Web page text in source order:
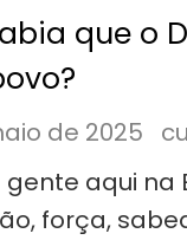
que o
de 2025
aqui na
força,